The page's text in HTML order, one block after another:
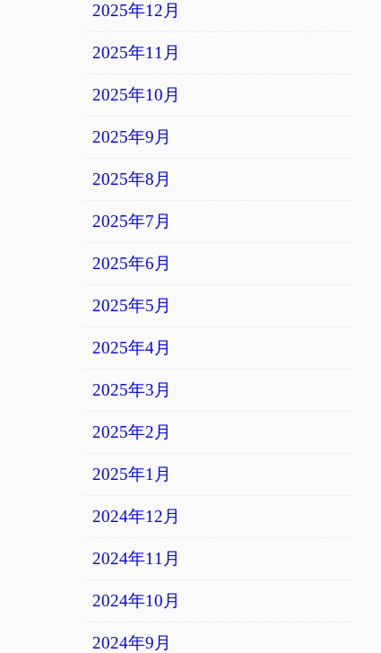
2025年12月
2025年11月
2025年10月
2025年9月
2025年8月
2025年7月
2025年6月
2025年5月
2025年4月
2025年3月
2025年2月
2025年1月
2024年12月
2024年11月
2024年10月
2024年9月